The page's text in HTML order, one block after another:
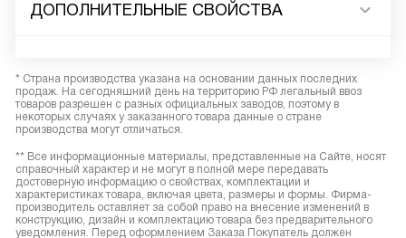
ДОПОЛНИТЕЛЬНЫЕ СВОЙСТВА
* Страна производства указана на основании данных последних
продаж. На сегодняшний день на территорию РФ легальный ввоз
товаров разрешен с разных официальных заводов, поэтому в
некоторых случаях у заказанного товара данные о стране
производства могут отличаться.
** Все информационные материалы, представленные на Сайте, носят
справочный характер и не могут в полной мере передавать
достоверную информацию о свойствах, комплектации и
характеристиках товара, включая цвета, размеры и формы. Фирма-
производитель оставляет за собой право на внесение изменений в
конструкцию, дизайн и комплектацию товара без предварительного
уведомления. Перед оформлением Заказа Покупатель должен